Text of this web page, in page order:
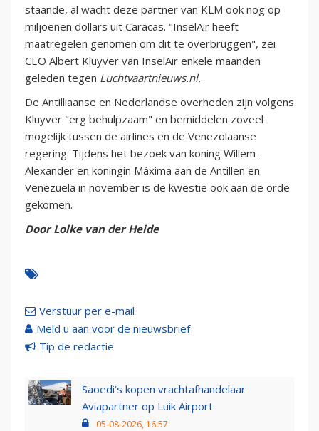
staande, al wacht deze partner van KLM ook nog op
miljoenen dollars uit Caracas. "InselAir heeft
maatregelen genomen om dit te overbruggen", zei
CEO Albert Kluyver van InselAir enkele maanden
geleden tegen Luchtvaartnieuws.nl.
De Antilliaanse en Nederlandse overheden zijn volgens
Kluyver "erg behulpzaam" en bemiddelen zoveel
mogelijk tussen de airlines en de Venezolaanse
regering. Tijdens het bezoek van koning Willem-
Alexander en koningin Máxima aan de Antillen en
Venezuela in november is de kwestie ook aan de orde
gekomen.
Door Lolke van der Heide
Verstuur per e-mail
Meld u aan voor de nieuwsbrief
Tip de redactie
Saoedi’s kopen vrachtafhandelaar
Aviapartner op Luik Airport
05-08-2026, 16:57